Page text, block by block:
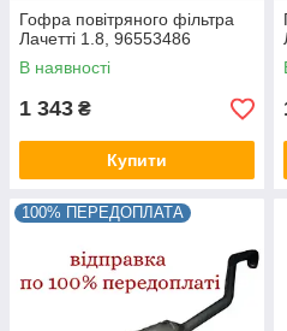
Гофра повітряного фільтра
Лачетті 1.8, 96553486
В наявності
1 343 ₴
Купити
100% ПЕРЕДОПЛАТА